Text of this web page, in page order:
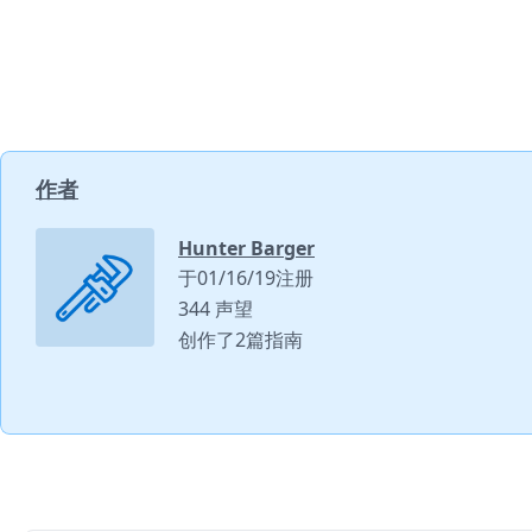
作者
Hunter Barger
于01/16/19注册
344 声望
创作了2篇指南